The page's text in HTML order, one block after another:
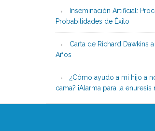
Inseminación Artificial:
Probabilidades de Éxito
Carta de Richard Dawkins
Años
¿Cómo ayudo a mi hijo a
cama? ¡Alarma para la enuresis